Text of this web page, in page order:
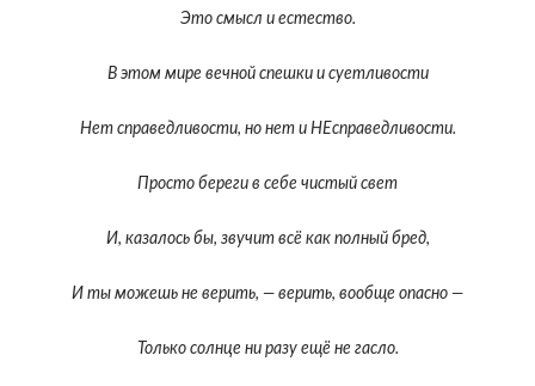
Это смысл и естество.
В этом мире вечной спешки и суетливости
Нет справедливости, но нет и НЕсправедливости.
Просто береги в себе чистый свет
И, казалось бы, звучит всё как полный бред,
И ты можешь не верить, — верить, вообще опасно —
Только солнце ни разу ещё не гасло.